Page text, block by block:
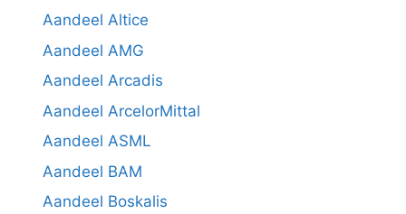
Aandeel Altice
Aandeel AMG
Aandeel Arcadis
Aandeel ArcelorMittal
Aandeel ASML
Aandeel BAM
Aandeel Boskalis